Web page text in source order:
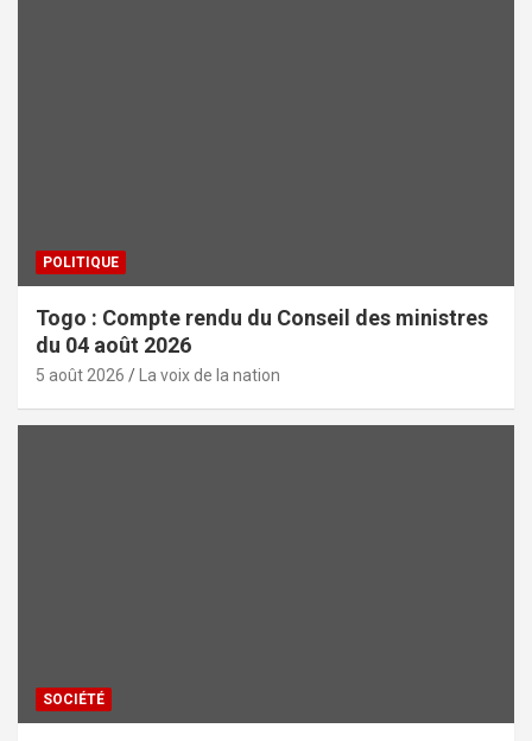
POLITIQUE
Togo : Compte rendu du Conseil des ministres
du 04 août 2026
5 août 2026 La voix de la nation
SOCIÉTÉ